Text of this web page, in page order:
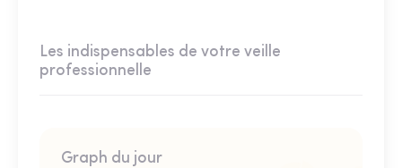
Les indispensables de votre veille
professionnelle
Graph du jour